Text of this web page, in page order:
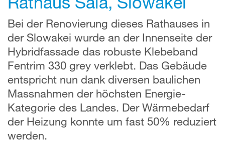
Bei der Renovierung dieses Rathauses in
der Slowakei wurde an der Innenseite der
Hybridfassade das robuste Klebeband
Fentrim 330 grey verklebt. Das Gebäude
entspricht nun dank diversen baulichen
Massnahmen der höchsten Energie-
Kategorie des Landes. Der Wärmebedarf
der Heizung konnte um fast 50% reduziert
werden.